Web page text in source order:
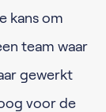
kans om
team waar
gewerkt
voor de